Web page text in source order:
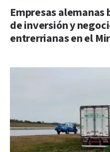
Empresas
de inversión y
entrerrianas en el